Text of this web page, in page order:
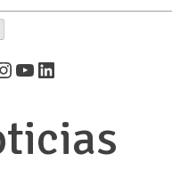
YouTube
LinkedIn